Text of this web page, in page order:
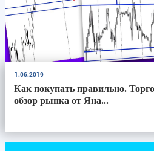
1.06.2019
Как покупать правильно.
обзор рынка от Яна...